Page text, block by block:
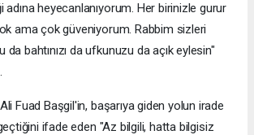
heyecanlanıyorum. Her birinizle gurur
ama çok güveniyorum. Rabbim sizleri
bahtınızı da ufkunuzu da açık eylesin"
Fuad Başgil'in, başarıya giden yolun irade
ifade eden "Az bilgili, hatta bilgisiz